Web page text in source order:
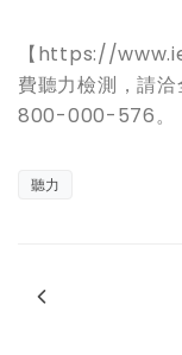
【https://
費聽力檢測，請
800-000-576。
聽力